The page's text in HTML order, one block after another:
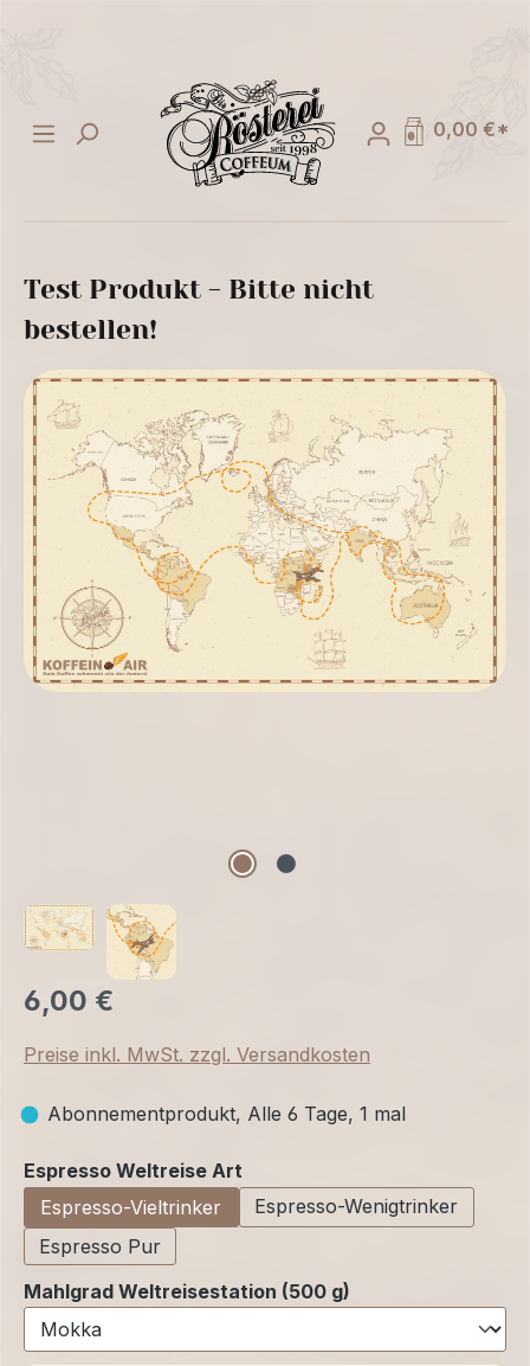
0,00 €*
Test Produkt - Bitte nicht
bestellen!
6,00 €
Preise inkl. MwSt. zzgl. Versandkosten
Abonnementprodukt, Alle 6 Tage, 1 mal
Espresso Weltreise Art
Espresso-Vieltrinker
Espresso-Wenigtrinker
Espresso Pur
Mahlgrad Weltreisestation (500 g)